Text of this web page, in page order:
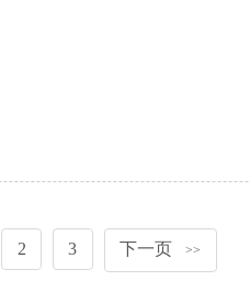
2 3 下一页 >>